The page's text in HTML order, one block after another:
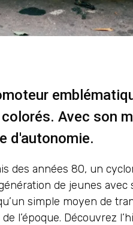
Avec son
d'autonomie.
des années 80, un
de jeunes
simple moyen de
l’époque. Découvrez